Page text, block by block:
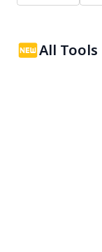
All Tools